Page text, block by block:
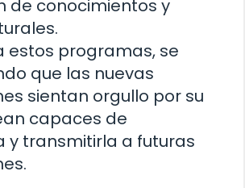
de conocimientos y
estos programas, se
que las nuevas
sientan orgullo por su
capaces de
y transmitirla a futuras